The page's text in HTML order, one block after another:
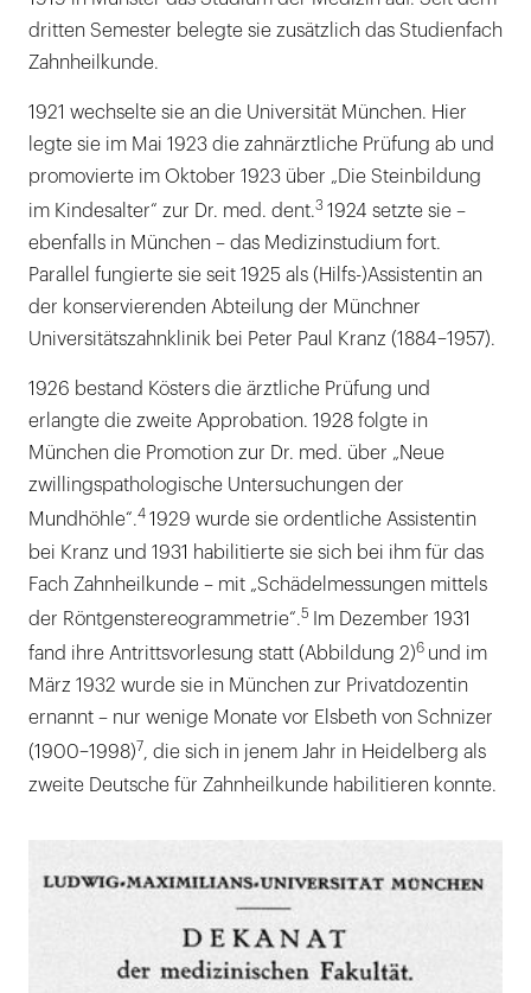
dritten Semester belegte sie zusätzlich das Studienfach
Zahnheilkunde.
1921 wechselte sie an die Universität München. Hier
legte sie im Mai 1923 die zahnärztliche Prüfung ab und
promovierte im Oktober 1923 über „Die Steinbildung
im Kindesalter“ zur Dr. med. dent.3 1924 setzte sie –
ebenfalls in München – das Medizinstudium fort.
Parallel fungierte sie seit 1925 als (Hilfs-)Assistentin an
der konservierenden Abteilung der Münchner
Universitätszahnklinik bei Peter Paul Kranz (1884–1957).
1926 bestand Kösters die ärztliche Prüfung und
erlangte die zweite Approbation. 1928 folgte in
München die Promotion zur Dr. med. über „Neue
zwillingspathologische Untersuchungen der
Mundhöhle“.4 1929 wurde sie ordentliche Assistentin
bei Kranz und 1931 habilitierte sie sich bei ihm für das
Fach Zahnheilkunde – mit „Schädelmessungen mittels
der Röntgenstereogrammetrie“.5
Im Dezember 1931
fand ihre Antrittsvorlesung statt (Abbildung 2)6 und im
März 1932 wurde sie in München zur Privatdozentin
ernannt – nur wenige Monate vor Elsbeth von Schnizer
(1900–1998) 7, die sich in jenem Jahr in Heidelberg als
zweite Deutsche für Zahnheilkunde habilitieren konnte.